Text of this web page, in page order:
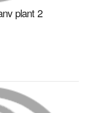
plant 2